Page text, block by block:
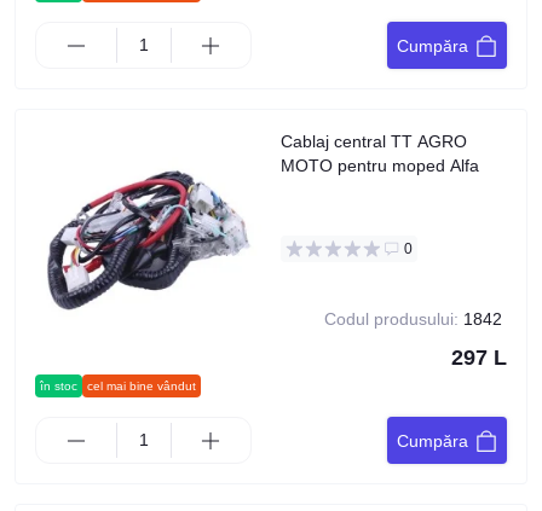
Cumpăra
în stoc cel mai bine vândut
Cablaj central TT AGRO
MOTO pentru moped Alfa
0
Codul produsului: 1842
297 L
Cumpăra